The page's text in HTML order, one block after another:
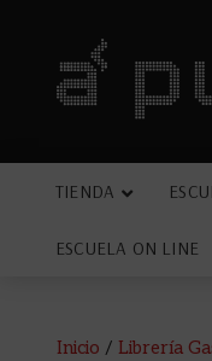
TIENDA
ESCUELA ON LINE
Inicio / Librería